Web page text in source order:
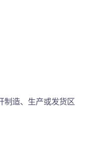
制造、生产或发货区